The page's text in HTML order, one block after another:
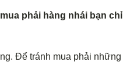
phải hàng nhái bạn chỉ
Để tránh mua phải những